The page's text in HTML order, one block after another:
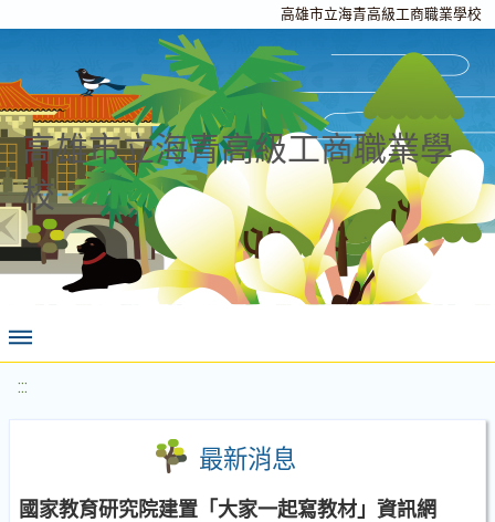
高雄市立海青高級工商職業學校
高雄市立海青高級工商職業學
校
:::
最新消息
國家教育研究院建置「大家一起寫教材」資訊網